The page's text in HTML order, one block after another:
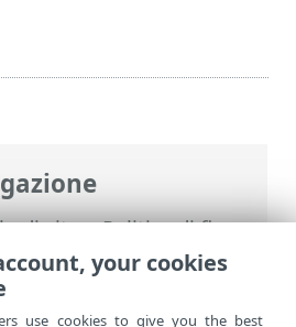
di vita>Politica di fine
i business> Criterio di
operativo e applicazioni
your cookies
use cookies to give you the best